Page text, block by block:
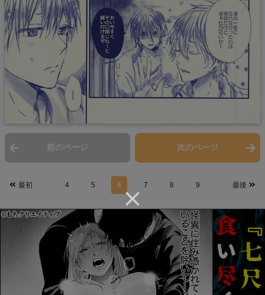
前のページ 次のページ
最初 4 5 6 7 8 9 最後